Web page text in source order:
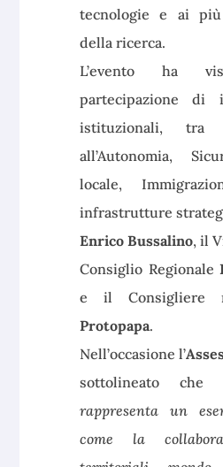
tecnologie e ai
della ricerca.
L’evento ha
partecipazione di
istituzionali, tra
all’Autonomia,
locale,
infrastrutture
Enrico Bussalino, il
Consiglio Regionale
e il Consigliere
Protopapa.
Nell’occasione l’
sottolineato che
rappresenta un
come la